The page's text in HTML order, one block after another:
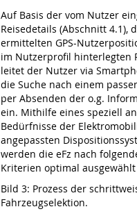
Auf Basis der vom Nutzer
Reisedetails (Abschnitt 4.1),
ermittelten GPS-
im Nutzerprofil hinterlegten
leitet der Nutzer via
die Suche nach einem
per Absenden der o.g.
ein. Mithilfe eines speziell
Bedürfnisse der
angepassten
werden die eFz nach
Kriterien optimal ausgewählt
Bild 3: Prozess der
Fahrzeugselektion.